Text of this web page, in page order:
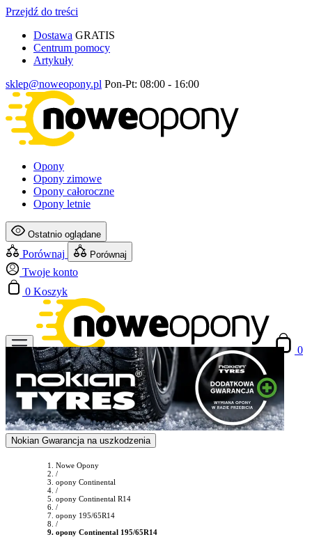
Przejdź do treści
Dostawa GRATIS
Centrum pomocy
Artykuły
sklep@noweopony.pl Pon-Pt: 08:00 - 16:00
Opony
Opony zimowe
Opony całoroczne
Opony letnie
Ostatnio oglądane
Porównaj Porównaj
Twoje konto
0 Koszyk
0
Nokian Gwarancja na uszkodzenia
Nowe Opony
/
opony Continental
/
opony Continental R14
/
opony 195/65R14
/
opony Continental 195/65R14